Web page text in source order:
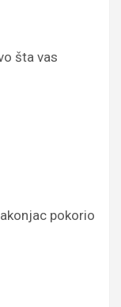
šta vas
pokorio